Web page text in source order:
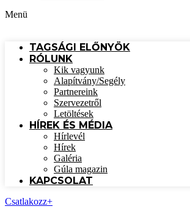
Menü
TAGSÁGI ELŐNYÖK
RÓLUNK
Kik vagyunk
Alapítvány/Segély
Partnereink
Szervezetről
Letöltések
HÍREK ÉS MÉDIA
Hírlevél
Hírek
Galéria
Gúla magazin
KAPCSOLAT
Csatlakozz+